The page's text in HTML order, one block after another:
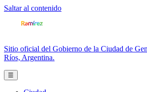
Saltar al contenido
Sitio oficial del Gobierno de la Ciudad de
Ríos, Argentina.
☰